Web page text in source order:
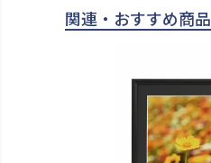
関連・おすすめ商品